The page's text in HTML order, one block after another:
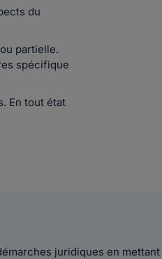
du
partielle.
spécifique
En tout état
juridiques en